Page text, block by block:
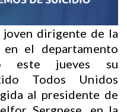
joven dirigente de la
el departamento
este jueves su
Todos Unidos
al presidente de